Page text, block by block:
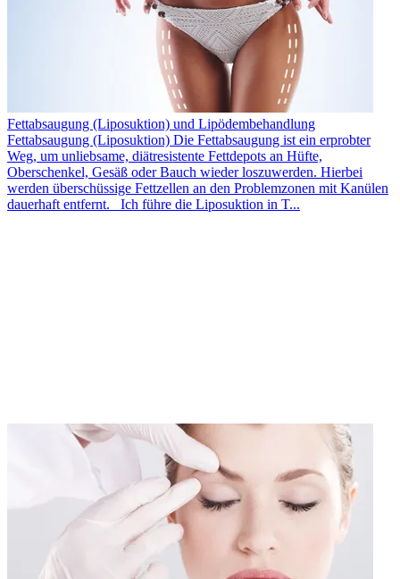
Fettabsaugung (Liposuktion) und Lipödembehandlung
Fettabsaugung (Liposuktion) Die Fettabsaugung ist ein erprobter
Weg, um unliebsame, diätresistente Fettdepots an Hüfte,
Oberschenkel, Gesäß oder Bauch wieder loszuwerden. Hierbei
werden überschüssige Fettzellen an den Problemzonen mit Kanülen
dauerhaft entfernt. Ich führe die Liposuktion in T...